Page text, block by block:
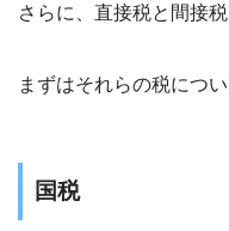
さらに、直接税と間接税
まずはそれらの税につ
国税